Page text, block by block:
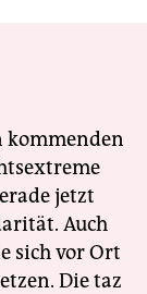
kommenden
jetzt
Auch
sich vor Ort
Die taz